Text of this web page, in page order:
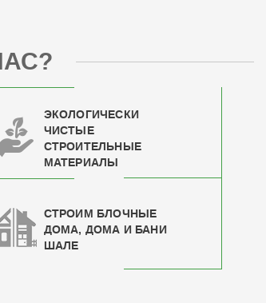
ЭКОЛОГИЧЕСКИ
ЧИСТЫЕ
СТРОИТЕЛЬНЫЕ
МАТЕРИАЛЫ
СТРОИМ БЛОЧНЫЕ
ДОМА, ДОМА И БАНИ
ШАЛЕ